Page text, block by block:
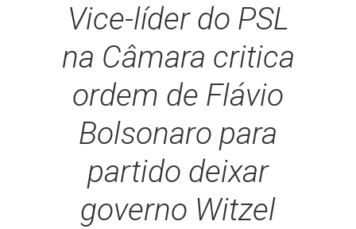
Vice-líder do PSL
na Câmara critica
ordem de Flávio
Bolsonaro para
partido deixar
governo Witzel